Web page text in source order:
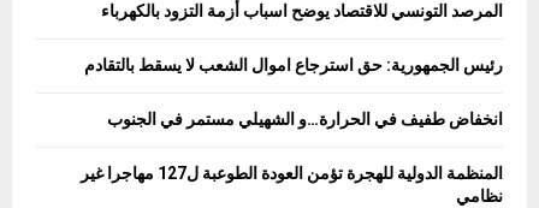
المرصد التونسي للاقتصاد يوضح اسباب أزمة التزود بالكهرباء
رئيس الجمهورية: حق استرجاع اموال الشعب لا يسقط بالتقادم
انخفاض طفيف في الحرارة…و الشهيلي مستمر في الجنوب
المنظمة الدولية للهجرة تؤمن العودة الطوعبة ل127 مهاجرا غير
نظامي